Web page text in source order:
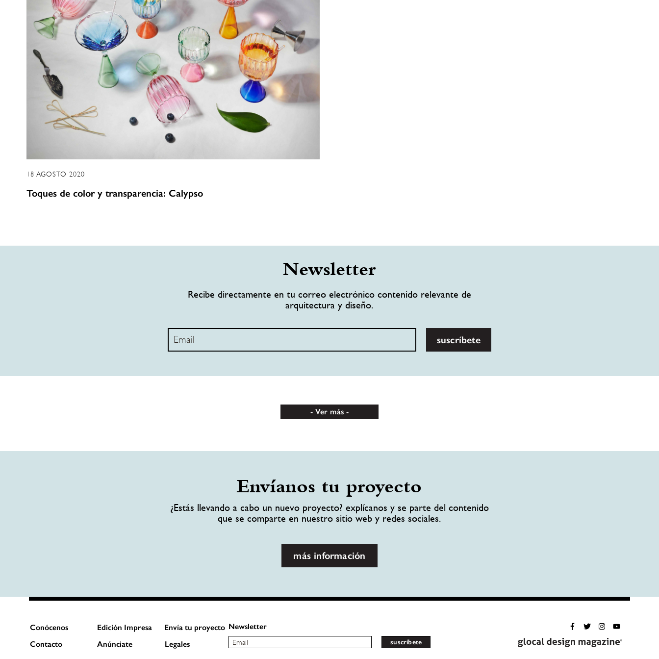
18 AGOSTO 2020
Toques de color y transparencia: Calypso
Newsletter
Recibe directamente en tu correo electrónico contenido relevante de
arquitectura y diseño.
suscríbete
Ver más
Envíanos tu proyecto
¿Estás llevando a cabo un nuevo proyecto? explícanos y se parte del contenido
que se comparte en nuestro sitio web y redes sociales.
más información
Conócenos Edición Impresa
Envía tu proyecto
Contacto
Anúnciate Legales
Newsletter
suscríbete